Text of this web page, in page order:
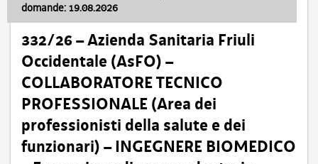
domande: 19.08.2026
332/26 – Azienda Sanitaria Friuli
Occidentale (AsFO) –
COLLABORATORE TECNICO
PROFESSIONALE (Area dei
professionisti della salute e dei
funzionari) – INGEGNERE BIOMEDICO